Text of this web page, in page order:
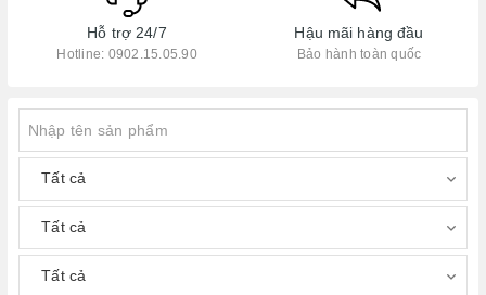
Hỗ trợ 24/7
Hotline: 0902.15.05.90
Hậu mãi hàng đầu
Bảo hành toàn quốc